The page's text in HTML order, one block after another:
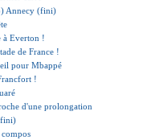
Annecy (fini)
à Everton !
de France !
pour Mbappé
!
d'une prolongation